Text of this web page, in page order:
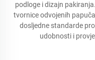
podloge i dizajn
tvornice odvojenih
dosljedne standarde
udobnosti i